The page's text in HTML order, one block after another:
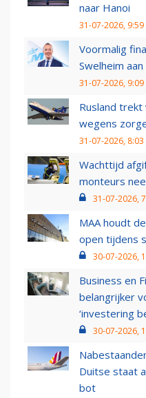
naar Hanoi
31-07-2026, 9:59
Voormalig
Swelheim
31-07-2026, 9:09
Rusland trekt
wegens
31-07-2026, 8:03
Wachttijd
monteurs
31-07-2026,
MAA houdt
open tijdens
30-07-2026,
Business en
belangrijker
‘investering
30-07-2026,
Duitse staat
bot